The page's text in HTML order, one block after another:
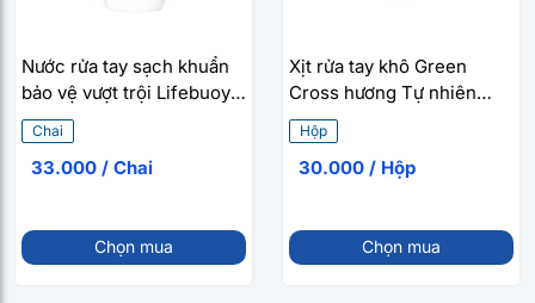
Nước rửa tay sạch khuẩn
bảo vệ vượt trội Lifebuoy
(177ml)
Chai
33.000 / Chai
Chọn mua
Xịt rửa tay khô Green
Cross hương Tự nhiên
(70ml)
Hộp
30.000 / Hộp
Chọn mua